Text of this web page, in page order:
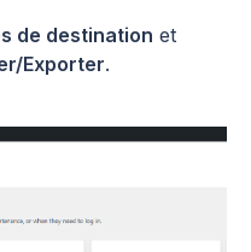
de destination et
Exporter.